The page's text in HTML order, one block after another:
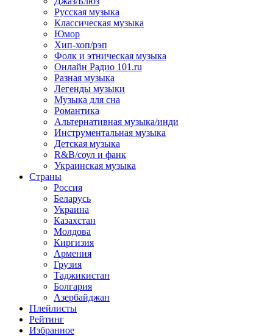
Русская музыка
Классическая музыка
Юмор
Хип-хоп/рэп
Фолк и этническая музыка
Онлайн Радио 101.ru
Разная музыка
Легенды музыки
Музыка для сна
Романтика
Альтернативная музыка/инди
Инструментальная музыка
Детская музыка
R&B/cоул и фанк
Украинская музыка
Страны
Россия
Беларусь
Украина
Казахстан
Молдова
Киргизия
Армения
Грузия
Таджикистан
Болгария
Азербайджан
Плейлисты
Рейтинг
Избранное